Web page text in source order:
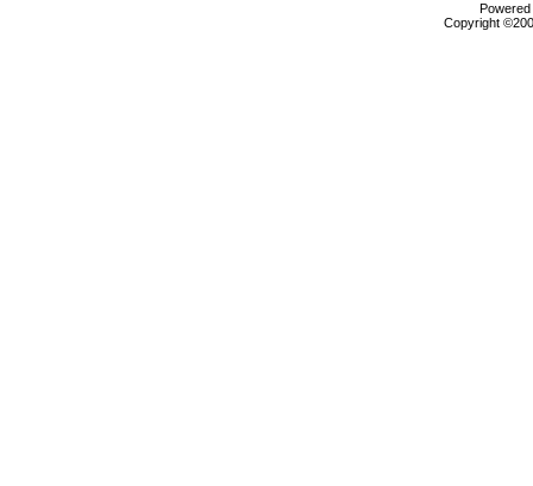
Copyright